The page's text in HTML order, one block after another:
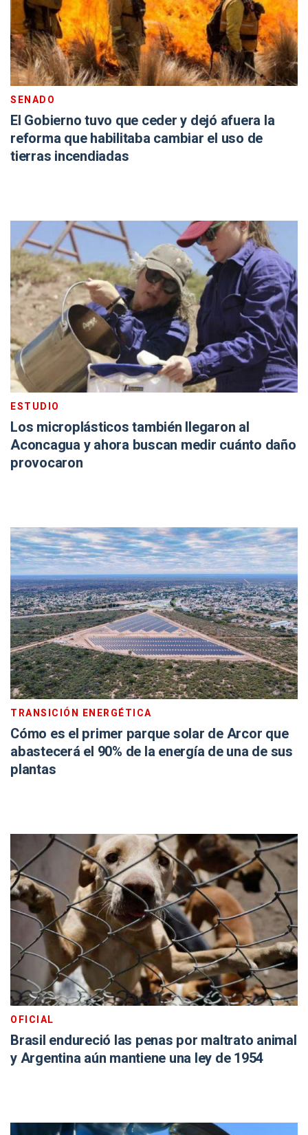
SENADO
El Gobierno tuvo que ceder y dejó afuera la
reforma que habilitaba cambiar el uso de
tierras incendiadas
ESTUDIO
Los microplásticos también llegaron al
Aconcagua y ahora buscan medir cuánto daño
provocaron
TRANSICIÓN ENERGÉTICA
Cómo es el primer parque solar de Arcor que
abastecerá el 90% de la energía de una de sus
plantas
OFICIAL
Brasil endureció las penas por maltrato animal
y Argentina aún mantiene una ley de 1954